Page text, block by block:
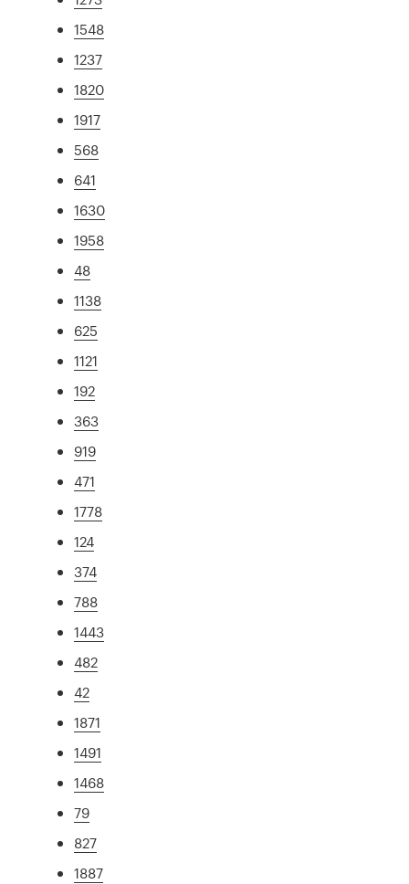
1548
1237
1820
1917
568
641
1630
1958
48
1138
625
1121
192
363
919
471
1778
124
374
788
1443
482
42
1871
1491
1468
79
827
1887